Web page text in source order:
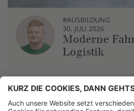
#AUSBILDUNG
30. JULI 2026
Moderne
Logistik